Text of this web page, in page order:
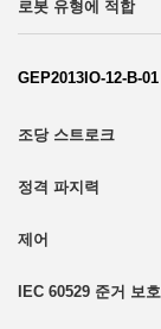
GEP2013IO-12-B-01